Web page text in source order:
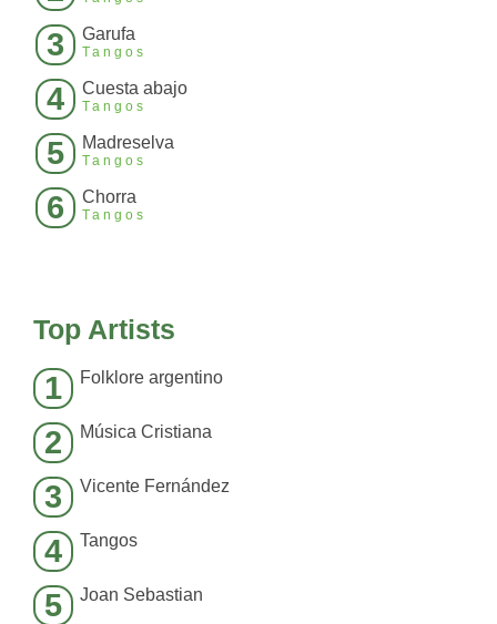
3 Garufa
Tangos
4 Cuesta abajo
Tangos
5 Madreselva
Tangos
6 Chorra
Tangos
Top Artists
1 Folklore argentino
2 Música Cristiana
3 Vicente Fernández
4 Tangos
5 Joan Sebastian